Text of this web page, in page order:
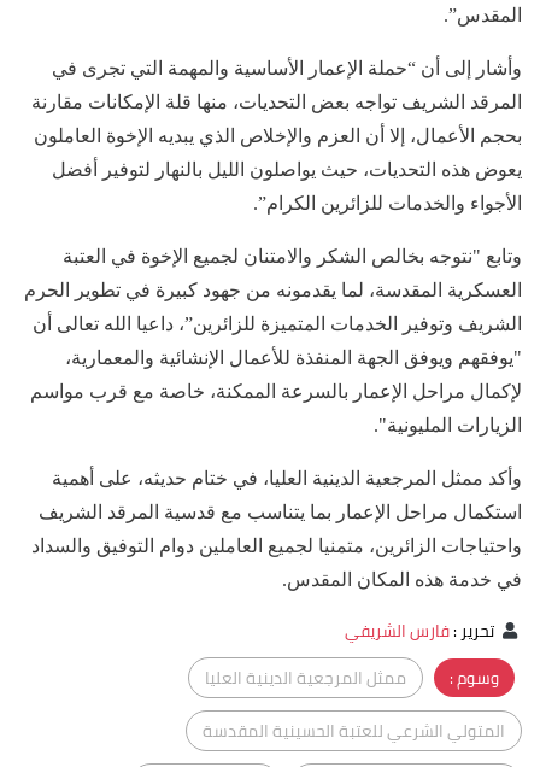
المقدس”.
وأشار إلى أن “حملة الإعمار الأساسية والمهمة التي تجرى في
المرقد الشريف تواجه بعض التحديات، منها قلة الإمكانات مقارنة
بحجم الأعمال، إلا أن العزم والإخلاص الذي يبديه الإخوة العاملون
يعوض هذه التحديات، حيث يواصلون الليل بالنهار لتوفير أفضل
الأجواء والخدمات للزائرين الكرام”.
وتابع "نتوجه بخالص الشكر والامتنان لجميع الإخوة في العتبة
العسكرية المقدسة، لما يقدمونه من جهود كبيرة في تطوير الحرم
الشريف وتوفير الخدمات المتميزة للزائرين”، داعيا الله تعالى أن
"يوفقهم ويوفق الجهة المنفذة للأعمال الإنشائية والمعمارية،
لإكمال مراحل الإعمار بالسرعة الممكنة، خاصة مع قرب مواسم
الزيارات المليونية".
وأكد ممثل المرجعية الدينية العليا، في ختام حديثه، على أهمية
استكمال مراحل الإعمار بما يتناسب مع قدسية المرقد الشريف
واحتياجات الزائرين، متمنيا لجميع العاملين دوام التوفيق والسداد
في خدمة هذه المكان المقدس.
تحرير:فارس الشريفي
وسوم :
ممثل المرجعية الدينية العليا
المتولي الشرعي للعتبة الحسينية المقدسة